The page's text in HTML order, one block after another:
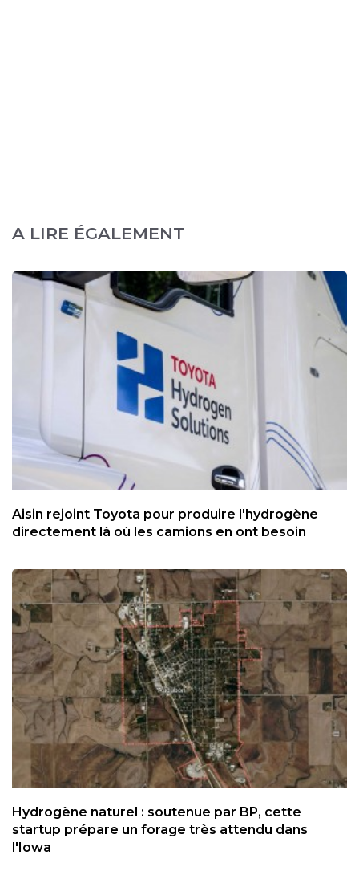
A LIRE ÉGALEMENT
Aisin rejoint Toyota pour produire l'hydrogène
directement là où les camions en ont besoin
Hydrogène naturel : soutenue par BP, cette
startup prépare un forage très attendu dans
l'Iowa